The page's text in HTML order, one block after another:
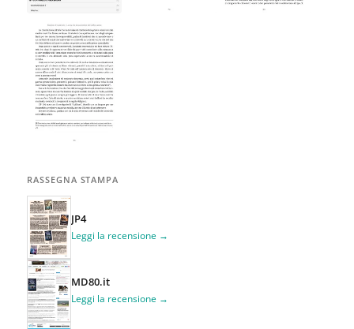
RASSEGNA STAMPA
JP4
Leggi la recensione →
MD80.it
Leggi la recensione →